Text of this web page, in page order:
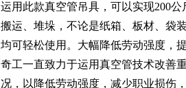
运用此款真空管吊具，可以实现200
搬运、堆垛，不论是纸箱、板材、袋
均可轻松使用。大幅降低劳动强度，
奇工一直致力于运用真空管技术改善
况，以降低劳动强度，减少职业损伤